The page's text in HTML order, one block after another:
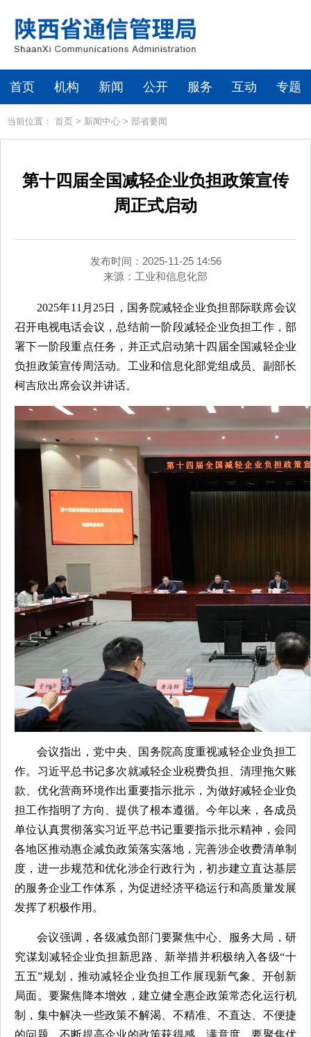
首页 机构 新闻 公开 服务 互动 专题
当前位置： 首页 > 新闻中心 > 部省要闻
第十四届全国减轻企业负担政策宣传
周正式启动
发布时间：2025-11-25 14:56
来源： 工业和信息化部
2025年11月25日，国务院减轻企业负担部际联席会议
召开电视电话会议，总结前一阶段减轻企业负担工作，部
署下一阶段重点任务，并正式启动第十四届全国减轻企业
负担政策宣传周活动。工业和信息化部党组成员、副部长
柯吉欣出席会议并讲话。
会议指出，党中央、国务院高度重视减轻企业负担工
作。习近平总书记多次就减轻企业税费负担、清理拖欠账
款、优化营商环境作出重要指示批示，为做好减轻企业负
担工作指明了方向、提供了根本遵循。今年以来，各成员
单位认真贯彻落实习近平总书记重要指示批示精神，会同
各地区推动惠企减负政策落实落地，完善涉企收费清单制
度，进一步规范和优化涉企行政行为，初步建立直达基层
的服务企业工作体系，为促进经济平稳运行和高质量发展
发挥了积极作用。
会议强调，各级减负部门要聚焦中心、服务大局，研
究谋划减轻企业负担新思路、新举措并积极纳入各级“十
五五”规划，推动减轻企业负担工作展现新气象、开创新
局面。要聚焦降本增效，建立健全惠企政策常态化运行机
制，集中解决一些政策不解渴、不精准、不直达、不便捷
的问题，不断提高企业的政策获得感、满意度。要聚焦优